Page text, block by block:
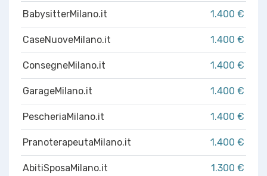
BabysitterMilano.it 1.400 €
CaseNuoveMilano.it 1.400 €
ConsegneMilano.it 1.400 €
GarageMilano.it 1.400 €
PescheriaMilano.it 1.400 €
PranoterapeutaMilano.it 1.400 €
AbitiSposaMilano.it 1.300 €